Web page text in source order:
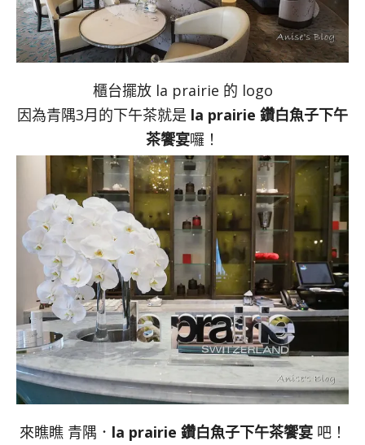
櫃台擺放 la prairie 的 logo
因為青隅3月的下午茶就是 la prairie 鑽白魚子下午
茶饗宴囉！
來瞧瞧 青隅． la prairie 鑽白魚子下午茶饗宴吧！